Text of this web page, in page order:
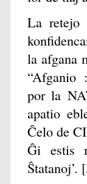
La retejo
la afgana
“Afganio
por la
apatio
Ĉelo de
Ĝi estis
Ŝtatanoj’.